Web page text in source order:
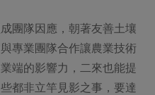
團隊因應，朝著友善土壤
專業團隊合作讓農業技術
端的影響力，二來也能提
都非立竿見影之事，要達